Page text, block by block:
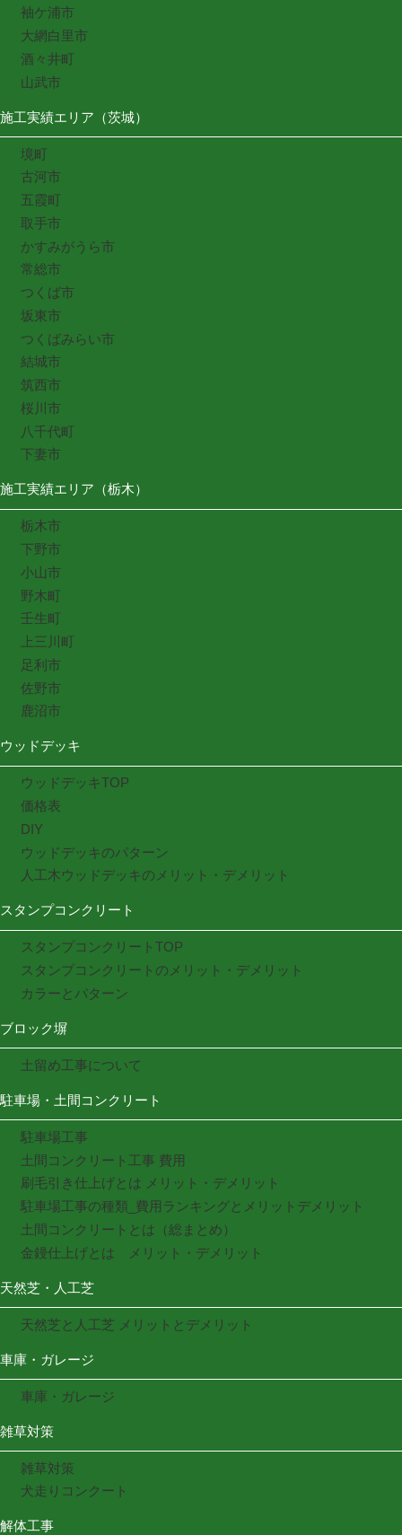
袖ケ浦市
大網白里市
酒々井町
山武市
施工実績エリア（茨城）
境町
古河市
五霞町
取手市
かすみがうら市
常総市
つくば市
坂東市
つくばみらい市
結城市
筑西市
桜川市
八千代町
下妻市
施工実績エリア（栃木）
栃木市
下野市
小山市
野木町
壬生町
上三川町
足利市
佐野市
鹿沼市
ウッドデッキ
ウッドデッキTOP
価格表
DIY
ウッドデッキのパターン
人工木ウッドデッキのメリット・デメリット
スタンプコンクリート
スタンプコンクリートTOP
スタンプコンクリートのメリット・デメリット
カラーとパターン
ブロック塀
土留め工事について
駐車場・土間コンクリート
駐車場工事
土間コンクリート工事 費用
刷毛引き仕上げとは メリット・デメリット
駐車場工事の種類_費用ランキングとメリットデメリット
土間コンクリートとは（総まとめ）
金鏝仕上げとは メリット・デメリット
天然芝・人工芝
天然芝と人工芝 メリットとデメリット
車庫・ガレージ
車庫・ガレージ
雑草対策
雑草対策
犬走りコンクート
解体工事